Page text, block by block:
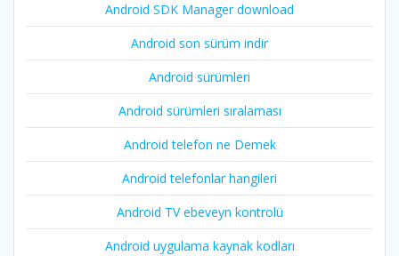
Android SDK Manager download
Android son sürüm indir
Android sürümleri
Android sürümleri sıralaması
Android telefon ne Demek
Android telefonlar hangileri
Android TV ebeveyn kontrolü
Android uygulama kaynak kodları